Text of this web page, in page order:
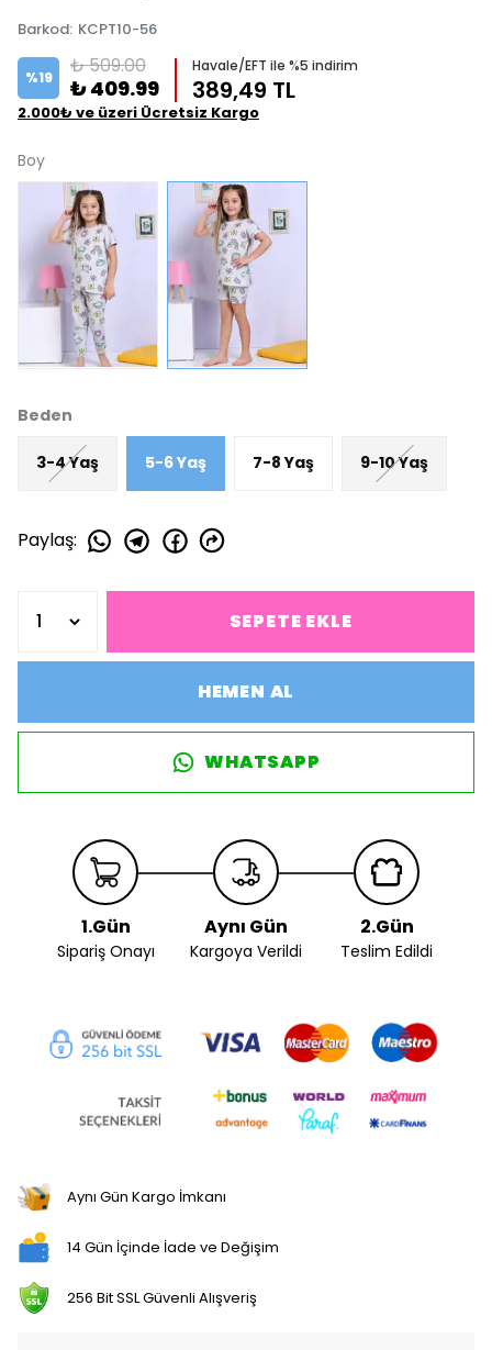
Barkod: KCPT10-56
%19 ₺ 509.00
₺ 409.99
Havale/EFT ile %5 indirim
389,49 TL
2.000₺ ve üzeri Ücretsiz Kargo
Boy
Beden
3-4 Yaş 5-6 Yaş 7-8 Yaş 9-10 Yaş
Paylaş:
SEPETE EKLE
HEMEN AL
WHATSAPP
1.Gün
Sipariş Onayı
Aynı Gün
Kargoya Verildi
2.Gün
Teslim Edildi
Aynı Gün Kargo İmkanı
14 Gün İçinde İade ve Değişim
256 Bit SSL Güvenli Alışveriş